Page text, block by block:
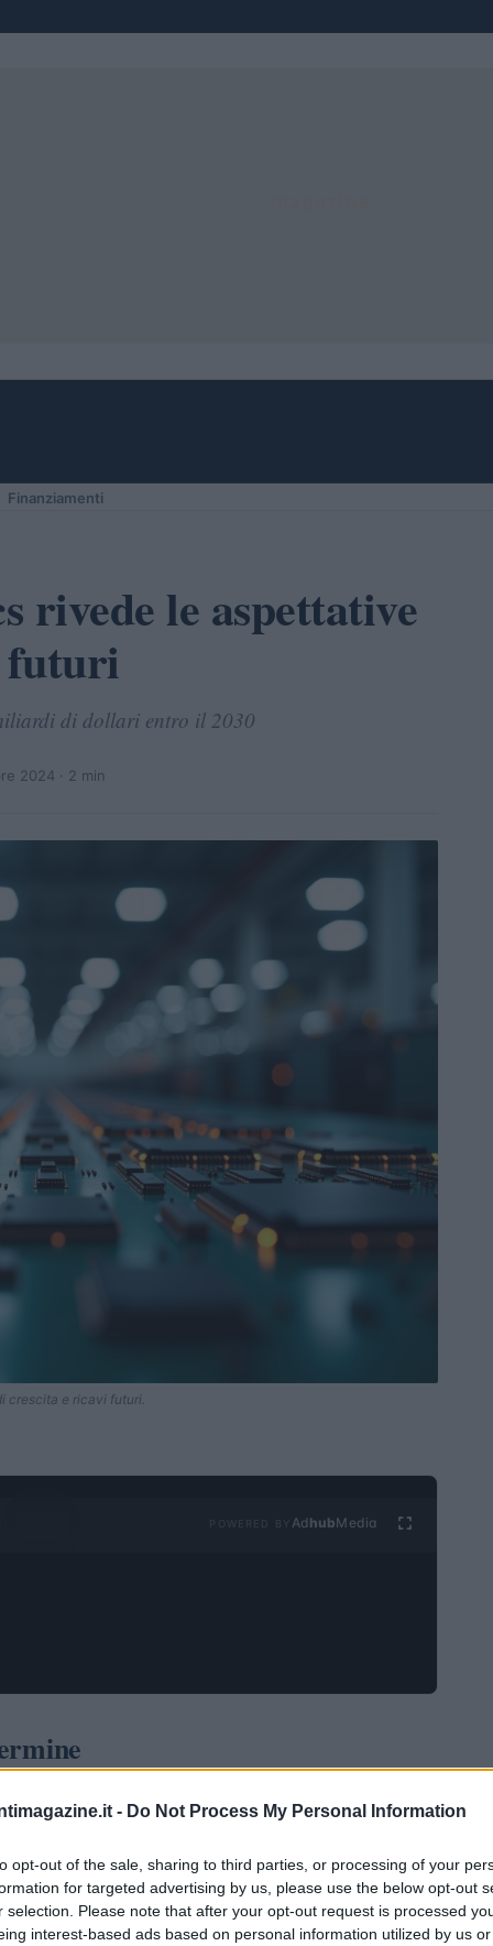
- Do Not Process My Personal Information
opt-out of the sale, sharing to third parties, or processing of your
for targeted advertising by us, please use the below opt-out
selection. Please note that after your opt-out request is processed
interest-based ads based on personal information utilized by us
Finanziamenti
rivede le aspettative
futuri
di dollari entro il 2030
2024 · 2 min
crescita e ricavi futuri.
Ad hubMedia
settore dei semiconduttori, ha recentemente
di ricavi per il medio-lungo termine. Durante il
l’azienda ha confermato la sua ambizione di
dollarientro il 2030, un obiettivo che è stato
indicavano il 2027 come anno di riferimento.